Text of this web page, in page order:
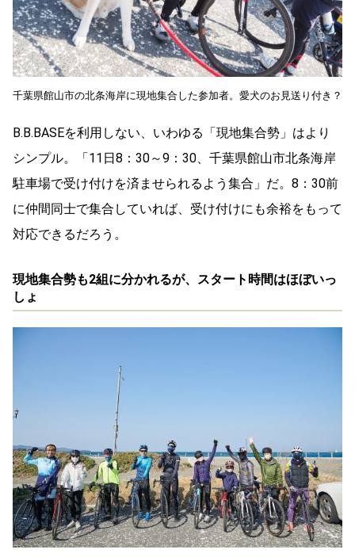
千葉県館山市の北条海岸に現地集合した参加者。愛犬のお見送り付き？
B.B.BASEを利用しない、いわゆる「現地集合勢」はより
シンプル。「11日8：30～9：30、千葉県館山市北条海岸
駐車場で受け付けを済ませられるよう集合」だ。8：30前
に仲間同士で集合していれば、受け付けにも余裕をもって
対応できるだろう。
現地集合勢も2組に分かれるが、スタート時間はほぼいっ
しょ